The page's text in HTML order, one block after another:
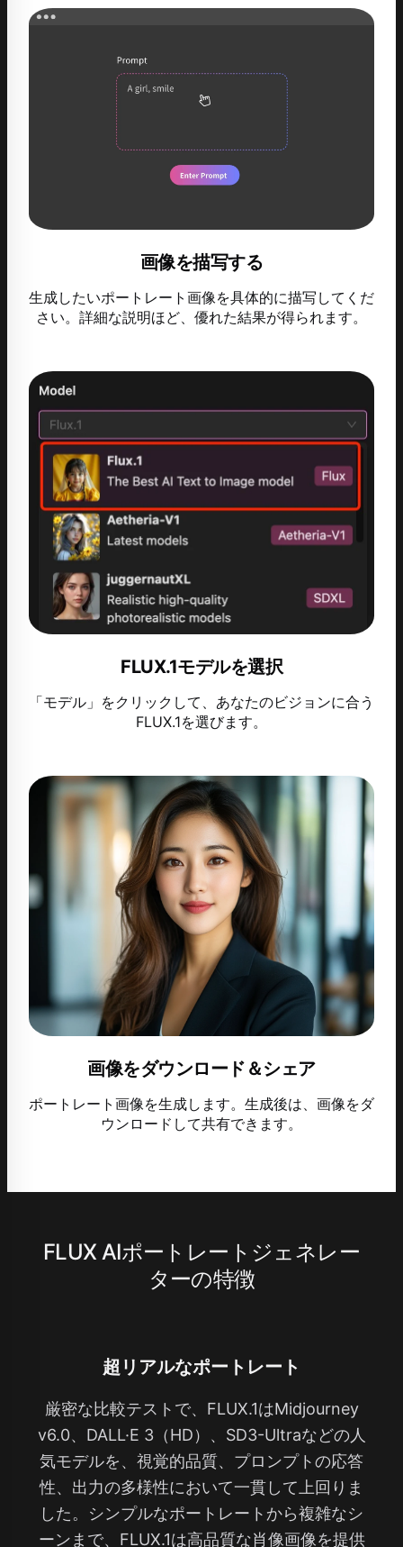
画像を描写する
生成したいポートレート画像を具体的に描写してくだ
さい。詳細な説明ほど、優れた結果が得られます。
FLUX.1モデルを選択
「モデル」をクリックして、あなたのビジョンに合う
FLUX.1を選びます。
画像をダウンロード＆シェア
ポートレート画像を生成します。生成後は、画像をダ
ウンロードして共有できます。
FLUX AIポートレートジェネレー
ターの特徴
超リアルなポートレート
厳密な比較テストで、FLUX.1はMidjourney
v6.0、DALL·E 3（HD）、SD3-Ultraなどの人
気モデルを、視覚的品質、プロンプトの応答
性、出力の多様性において一貫して上回りま
した。シンプルなポートレートから複雑なシ
ーンまで、FLUX.1は高品質な肖像画像を提供